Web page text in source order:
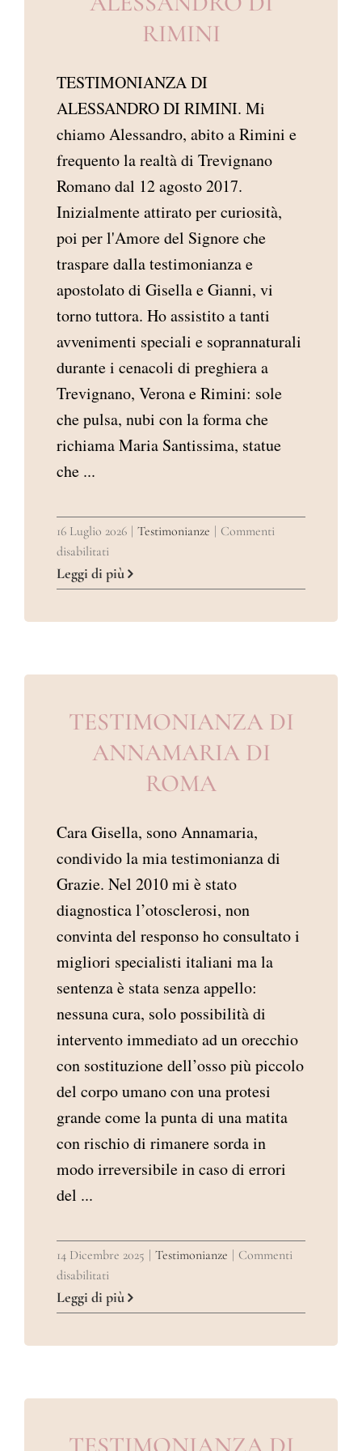
RIMINI
TESTIMONIANZA DI
ALESSANDRO DI RIMINI. Mi
chiamo Alessandro, abito a Rimini e
frequento la realtà di Trevignano
Romano dal 12 agosto 2017.
Inizialmente attirato per curiosità,
poi per l'Amore del Signore che
traspare dalla testimonianza e
apostolato di Gisella e Gianni, vi
torno tuttora. Ho assistito a tanti
avvenimenti speciali e soprannaturali
durante i cenacoli di preghiera a
Trevignano, Verona e Rimini: sole
che pulsa, nubi con la forma che
richiama Maria Santissima, statue
che ...
16 Luglio 2026 Testimonianze
Commenti
disabilitatisu
TESTIMONIANZA
DI
Leggi di più
TESTIMONIANZA DI
ANNAMARIA DI
ROMA
Cara Gisella, sono Annamaria,
condivido la mia testimonianza di
Grazie. Nel 2010 mi è stato
diagnostica l’otosclerosi, non
convinta del responso ho consultato i
migliori specialisti italiani ma la
sentenza è stata senza appello:
nessuna cura, solo possibilità di
intervento immediato ad un orecchio
con sostituzione dell’osso più piccolo
del corpo umano con una protesi
grande come la punta di una matita
con rischio di rimanere sorda in
modo irreversibile in caso di errori
del ...
14 Dicembre 2025 Testimonianze
Commenti
disabilitatisu
TESTIMONIANZA
DI
Leggi di più